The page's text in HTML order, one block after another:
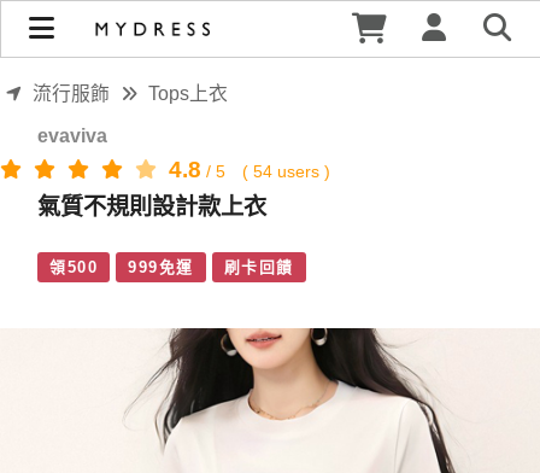
氣質不規則設計款上衣 | MYDRESS 時裳韓風
流行服飾 Tops上衣
evaviva
4.8 / 5 ( 54 users )
氣質不規則設計款上衣
領500 999免運 刷卡回饋